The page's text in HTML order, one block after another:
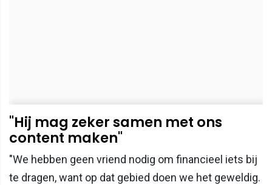
"Hij mag zeker samen met ons
content maken"
"We hebben geen vriend nodig om financieel iets bij
te dragen, want op dat gebied doen we het geweldig.